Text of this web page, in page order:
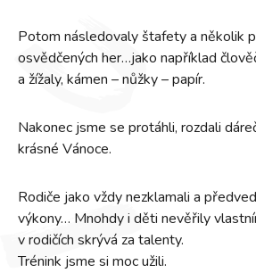
Potom následovaly štafety a několik
osvědčených her…jako například
a žížaly, kámen – nůžky – papír.
Nakonec jsme se protáhli, rozdali
krásné Vánoce.
Rodiče jako vždy nezklamali a
výkony… Mnohdy i děti nevěřily
v rodičích skrývá za talenty.
Trénink jsme si moc užili.